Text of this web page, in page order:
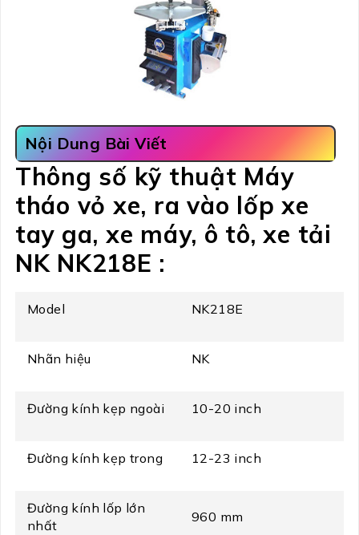
Nội Dung Bài Viết
Thông số kỹ thuật Máy
tháo vỏ xe, ra vào lốp xe
tay ga, xe máy, ô tô, xe tải
NK NK218E :
Model NK218E
Nhãn hiệu NK
Đường kính kẹp ngoài 10-20 inch
Đường kính kẹp trong 12-23 inch
Đường kính lốp lớn
nhất
960 mm